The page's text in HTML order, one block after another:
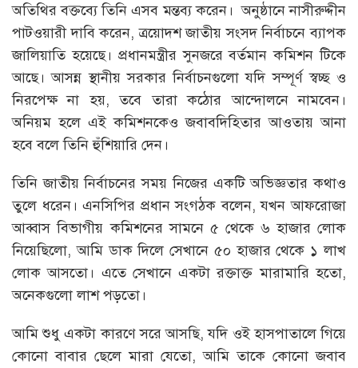
অতিথির বক্তব্যে তিনি এসব মন্তব্য করেন। ‎ ‎অনুষ্ঠানে নাসীরুদ্দীন
পাটওয়ারী দাবি করেন, ত্রয়োদশ জাতীয় সংসদ নির্বাচনে ব্যাপক
জালিয়াতি হয়েছে। প্রধানমন্ত্রীর সুনজরে বর্তমান কমিশন টিকে
আছে। আসন্ন স্থানীয় সরকার নির্বাচনগুলো যদি সম্পূর্ণ স্বচ্ছ ও
নিরপেক্ষ না হয়, তবে তারা কঠোর আন্দোলনে নামবেন।
অনিয়ম হলে এই কমিশনকেও জবাবদিহিতার আওতায় আনা
হবে বলে তিনি হুঁশিয়ারি দেন।
তিনি জাতীয় নির্বাচনের সময় নিজের একটি অভিজ্ঞতার কথাও
তুলে ধরেন। এনসিপির প্রধান সংগঠক বলেন, যখন আফরোজা
আব্বাস বিভাগীয় কমিশনের সামনে ৫ থেকে ৬ হাজার লোক
নিয়েছিলো, আমি ডাক দিলে সেখানে ৫০ হাজার থেকে ১ লাখ
লোক আসতো। এতে সেখানে একটা রক্তাক্ত মারামারি হতো,
অনেকগুলো লাশ পড়তো।
আমি শুধু একটা কারণে সরে আসছি, যদি ওই হাসপাতালে গিয়ে
কোনো বাবার ছেলে মারা যেতো, আমি তাকে কোনো জবাব